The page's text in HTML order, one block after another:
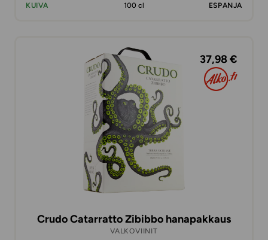
KUIVA
100 cl ESPANJA
37,98 €
Crudo Catarratto Zibibbo hanapakkaus
VALKOVIINIT